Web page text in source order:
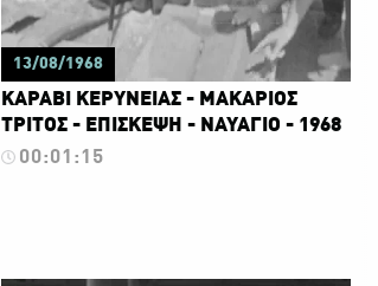
13/08/1968
ΚΑΡΑΒΙ ΚΕΡΥΝΕΙΑΣ - ΜΑΚΑΡΙΟΣ
ΤΡΙΤΟΣ - ΕΠΙΣΚΕΨΗ - ΝΑΥΑΓΙΟ - 1968
00:01:15